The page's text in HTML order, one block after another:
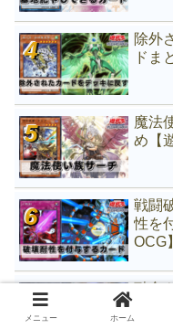
除外
ドま
魔法
め【
戦闘
性を
OCG】
融合
ード
メニュー ホーム